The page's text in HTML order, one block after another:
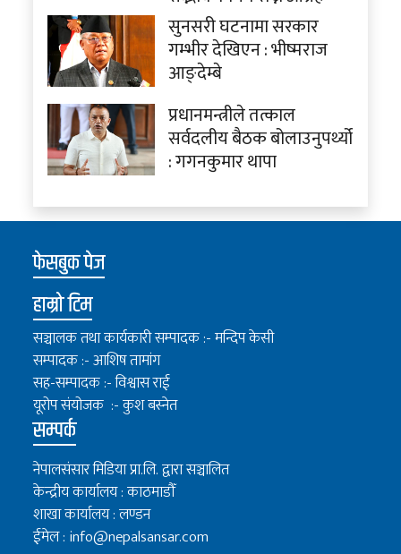
सुनसरी घटनामा सरकार
गम्भीर देखिएन : भीष्मराज
आङ्देम्बे
प्रधानमन्त्रीले तत्काल
सर्वदलीय बैठक बोलाउनुपर्थ्यो
: गगनकुमार थापा
फेसबुक पेज
हाम्रो टिम
सञ्चालक तथा कार्यकारी सम्पादक :- मन्दिप केसी
सम्पादक :- आशिष तामांग
सह-सम्पादक :- विश्वास राई
यूरोप संयोजक :- कुश बस्नेत
सम्पर्क
नेपालसंसार मिडिया प्रा.लि. द्वारा सञ्चालित
केन्द्रीय कार्यालय : काठमाडौँ
शाखा कार्यालय : लण्डन
ईमेल : info@nepalsansar.com